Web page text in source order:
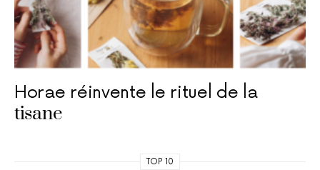
Horae réinvente le rituel de la
tisane
TOP 10